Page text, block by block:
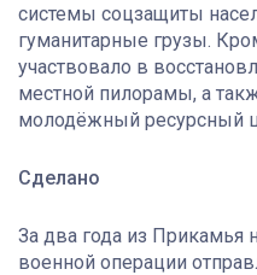
системы соцзащиты
гуманитарные грузы.
участвовало в
местной пилорамы, а
молодёжный ресурсный
Сделано
За два года из Прикамья
военной операции